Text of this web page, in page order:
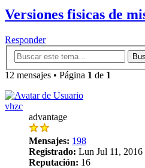
Versiones fisicas de
Responder
12 mensajes • Página 1 de 1
vhzc
advantage
Mensajes: 198
Registrado: Lun Jul 11, 2016
Reputación: 16